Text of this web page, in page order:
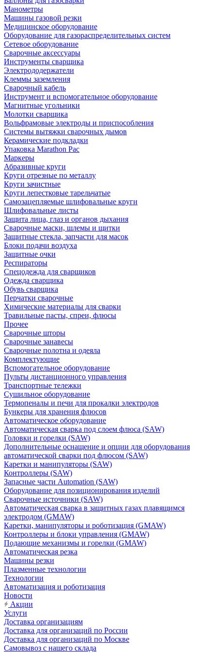
Манометры
Машины газовой резки
Медицинское оборудование
Оборудование для газораспределительных систем
Сетевое оборудование
Сварочные аксессуары
Инструменты сварщика
Электрододержатели
Клеммы заземления
Сварочный кабель
Инструмент и вспомогательное оборудование
Магнитные угольники
Молотки сварщика
Вольфрамовые электроды и приспособления
Системы вытяжки сварочных дымов
Керамические подкладки
Упаковка Marathon Pac
Маркеры
Абразивные круги
Круги отрезные по металлу
Круги зачистные
Круги лепестковые тарельчатые
Самозацепляемые шлифовальные круги
Шлифовальные листы
Защита лица, глаз и органов дыхания
Сварочные маски, шлемы и щитки
Защитные стекла, запчасти для масок
Блоки подачи воздуха
Защитные очки
Респираторы
Спецодежда для сварщиков
Одежда сварщика
Обувь сварщика
Перчатки сварочные
Химические материалы для сварки
Травильные пасты, спреи, флюсы
Прочее
Сварочные шторы
Сварочные занавесы
Сварочные полотна и одеяла
Комплектующие
Вспомогательное оборудование
Пульты дистанционного управления
Транспортные тележки
Сушильное оборудование
Термопеналы и печи для прокалки электродов
Бункеры для хранения флюсов
Автоматическое оборудование
Автоматическая сварка под слоем флюса (SAW)
Головки и горелки (SAW)
Дополнительные оснащение и опции для оборудования
автоматической сварки под флюсом (SAW)
Каретки и манипуляторы (SAW)
Контроллеры (SAW)
Запасные части Automation (SAW)
Оборудование для позиционирования изделий
Сварочные источники (SAW)
Автоматическая сварка в защитных газах плавящимся
электродом (GMAW)
Каретки, манипуляторы и роботизация (GMAW)
Контроллеры и блоки управления (GMAW)
Подающие механизмы и горелки (GMAW)
Автоматическая резка
Машины резки
Плазменные технологии
Технологии
Автоматизация и роботизация
Новости
Акции
Услуги
Доставка организациям
Доставка для организаций по России
Доставка для организаций по Москве
Самовывоз с нашего склада